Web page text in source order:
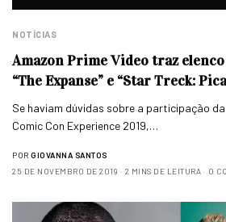
NOTÍCIAS
Amazon Prime Video traz elenco
“The Expanse” e “Star Treck:
Se haviam dúvidas sobre a participação da
Comic Con Experience 2019,…
POR GIOVANNA SANTOS
25 DE NOVEMBRO DE 2019
2 MINS DE LEITURA 0